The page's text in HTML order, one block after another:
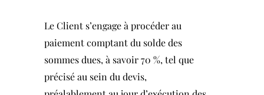
Le Client s’engage à procéder au
paiement comptant du solde des
sommes dues, à savoir 70 %, tel que
précisé au sein du devis,